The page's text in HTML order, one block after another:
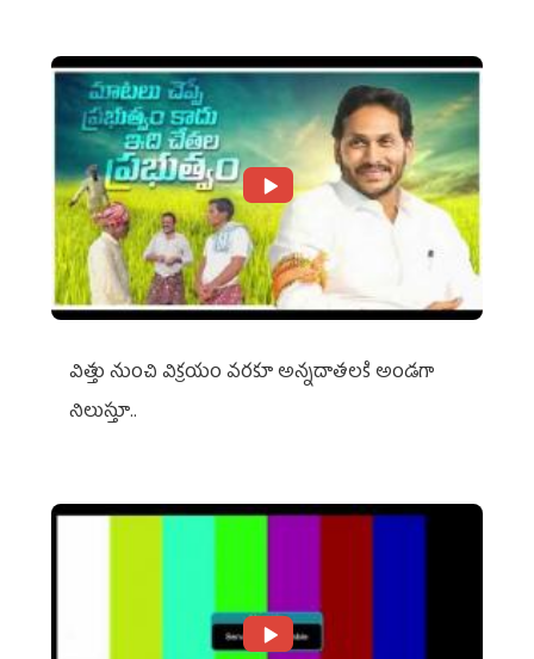
విత్తు నుంచి విక్రయం వరకూ అన్నదాతలకి అండగా
నిలుస్తూ..